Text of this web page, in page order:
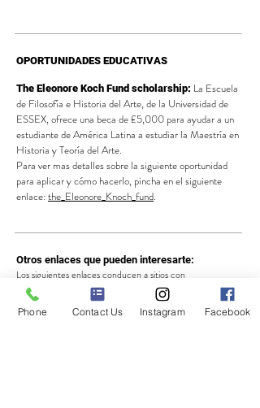
OPORTUNIDADES EDUCATIVAS
The Eleonore Koch Fund scholarship: La Escuela
de Filosofía e Historia del Arte, de la Universidad de
ESSEX, ofrece una beca de £5,000 para ayudar a un
estudiante de América Latina a estudiar la Maestría en
Historia y Teoría del Arte.
Para ver mas detalles sobre la siguiente oportunidad
para aplicar y cómo hacerlo, pincha en el siguiente
enlace:the_Eleonore_Knoch_fund.
Otros enlaces que pueden interesarte:
Los siguientes enlaces conducen a sitios con
mas
que vale la pena revisar ya sea para
encontrar mas oportunidades para participar o simplemente
para usarla como inspiración.
Phone Contact Us Instagram Facebook